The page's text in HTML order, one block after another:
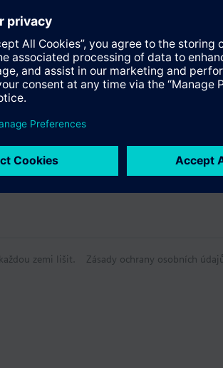
zemi lišit. Zásady ochrany osobních